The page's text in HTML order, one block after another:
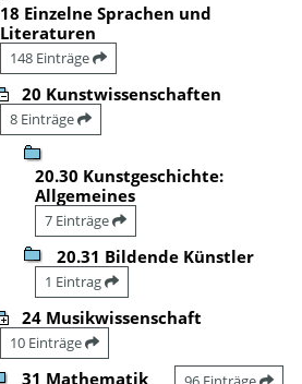
18 Einzelne Sprachen und
Literaturen
148 Einträge
20 Kunstwissenschaften
8 Einträge
20.30 Kunstgeschichte:
Allgemeines
7 Einträge
20.31 Bildende Künstler
1 Eintrag
24 Musikwissenschaft
10 Einträge
31 Mathematik